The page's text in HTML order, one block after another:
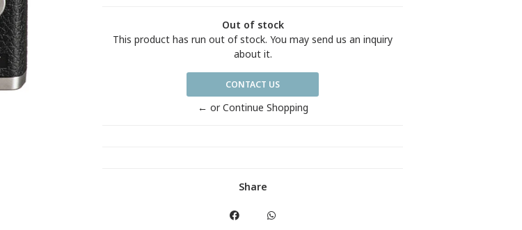
Out of stock
This product has run out of stock. You may send us an inquiry
about it.
CONTACT US
← or Continue Shopping
Share